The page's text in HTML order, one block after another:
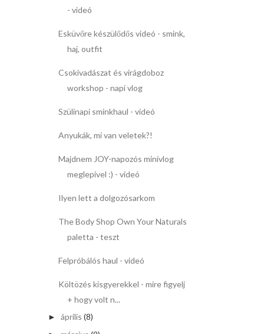
- videó
Esküvőre készülődős videó - smink,
haj, outfit
Csokivadászat és virágdoboz
workshop - napi vlog
Szülinapi sminkhaul - videó
Anyukák, mi van veletek?!
Majdnem JOY-napozós minivlog
meglepivel :) - videó
Ilyen lett a dolgozósarkom
The Body Shop Own Your Naturals
paletta - teszt
Felpróbálós haul - videó
Költözés kisgyerekkel - mire figyelj
+ hogy volt n...
► április (8)